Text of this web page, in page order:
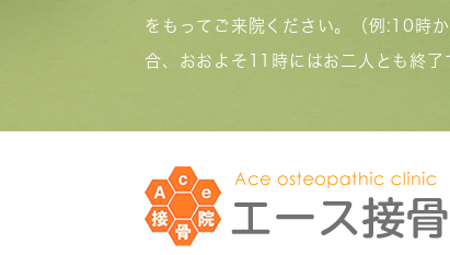
をもってご来院ください。（例:10時
合、おおよそ11時にはお二人とも終了